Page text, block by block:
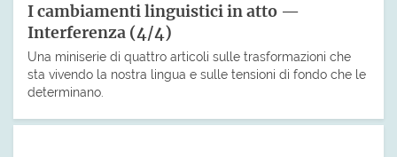
I cambiamenti linguistici in atto —
Interferenza (4/4)
Una miniserie di quattro articoli sulle trasformazioni che
sta vivendo la nostra lingua e sulle tensioni di fondo che le
determinano.